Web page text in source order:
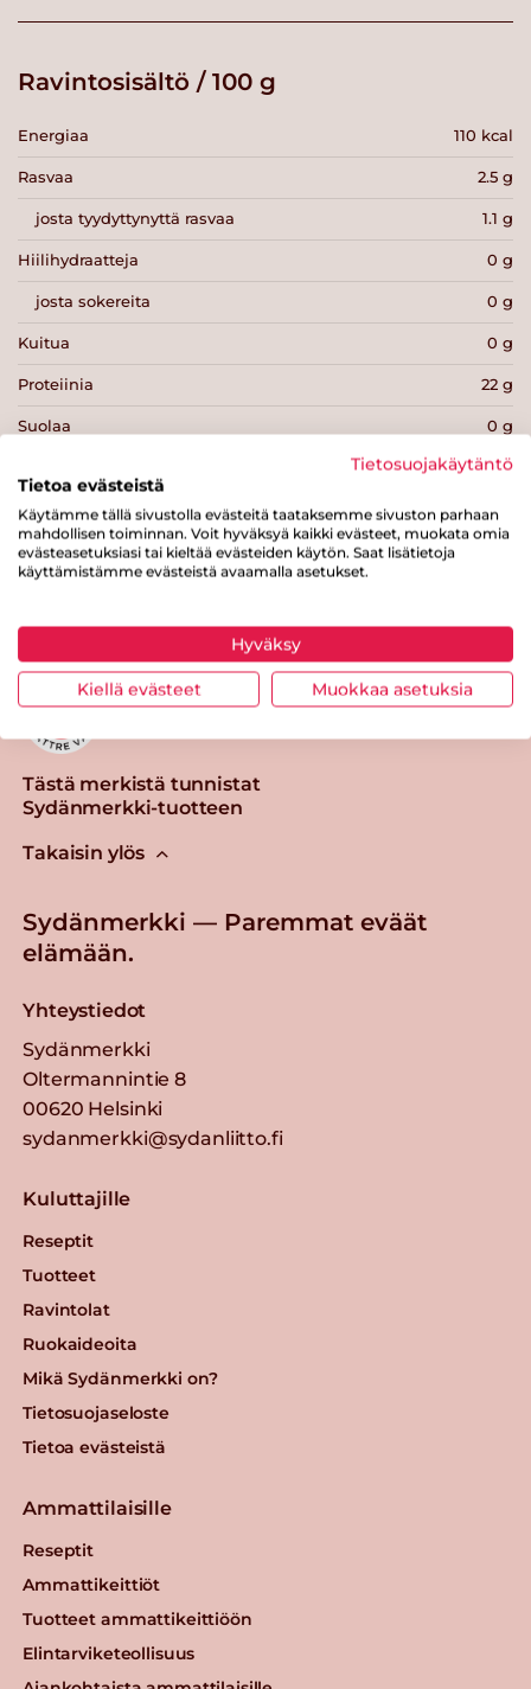
Ravintosisältö / 100 g
Energiaa 110 kcal
Rasvaa 2.5 g
josta tyydyttynyttä rasvaa 1.1 g
Hiilihydraatteja 0 g
josta sokereita 0 g
Kuitua 0 g
Proteiinia 22 g
Suolaa 0 g
Tulosta sivu Jaa tuote
Tästä merkistä tunnistat
Sydänmerkki-tuotteen
Takaisin ylös
Sydänmerkki — Paremmat eväät
elämään.
Yhteystiedot
Sydänmerkki
Oltermannintie 8
00620 Helsinki
sydanmerkki@sydanliitto.fi
Kuluttajille
Reseptit
Tuotteet
Ravintolat
Ruokaideoita
Mikä Sydänmerkki on?
Tietosuojaseloste
Tietoa evästeistä
Ammattilaisille
Reseptit
Ammattikeittiöt
Tuotteet ammattikeittiöön
Elintarviketeollisuus
Tietosuojakäytäntö
Tietoa evästeistä
Käytämme tällä sivustolla evästeitä taataksemme sivuston parhaan
mahdollisen toiminnan. Voit hyväksyä kaikki evästeet, muokata omia
evästeasetuksiasi tai kieltää evästeiden käytön. Saat lisätietoja
käyttämistämme evästeistä avaamalla asetukset.
Hyväksy
Kiellä evästeet Muokkaa asetuksia